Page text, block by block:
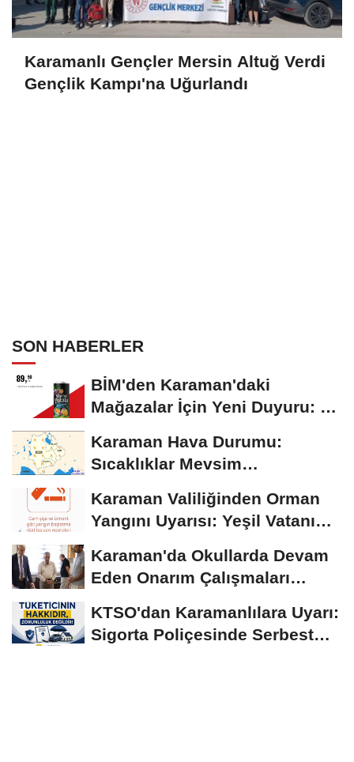
Karamanlı Gençler Mersin Altuğ Verdi
Gençlik Kampı'na Uğurlandı
SON HABERLER
BİM'den Karaman'daki
Mağazalar İçin Yeni Duyuru: 11
Karaman Hava Durumu:
Sıcaklıklar Mevsim
Seyrediyor
Karaman Valiliğinden Orman
Yangını Uyarısı: Yeşil Vatanı
Karaman'da Okullarda Devam
Eden Onarım Çalışmaları
KTSO'dan Karamanlılara Uyarı:
Sigorta Poliçesinde Serbest